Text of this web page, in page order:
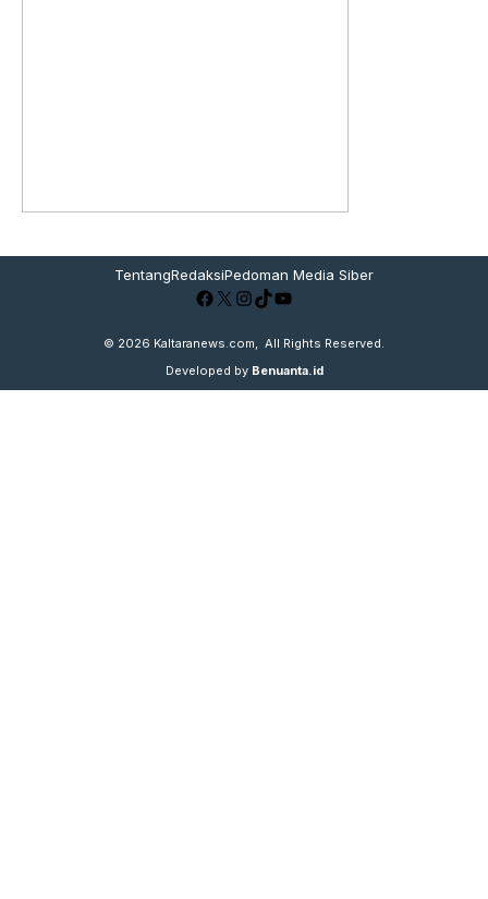
TentangRedaksiPedoman Media Siber
Facebook
X Instagram
TikTok
YouTube
© 2026 Kaltaranews.com, All Rights Reserved.
Developed by Benuanta.id